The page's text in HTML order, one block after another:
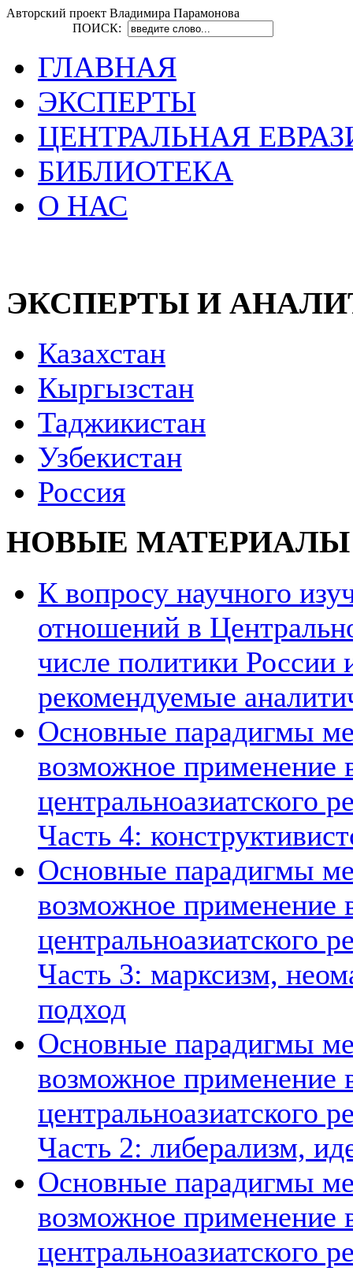
Авторский проект Владимира Парамонова
ПОИСК:
ГЛАВНАЯ
ЭКСПЕРТЫ
ЦЕНТРАЛЬНАЯ
БИБЛИОТЕКА
О НАС
ЭКСПЕРТЫ И
Казахстан
Кыргызстан
Таджикистан
Узбекистан
Россия
НОВЫЕ МАТЕРИАЛЫ
К вопросу научного
отношений в
числе политики России
рекомендуемые
Основные парадигмы
возможное применение
центральноазиатского
Часть 4:
Основные парадигмы
возможное применение
центральноазиатского
Часть 3: марксизм,
подход
Основные парадигмы
возможное применение
центральноазиатского
Часть 2: либерализм,
Основные парадигмы
возможное применение
центральноазиатского